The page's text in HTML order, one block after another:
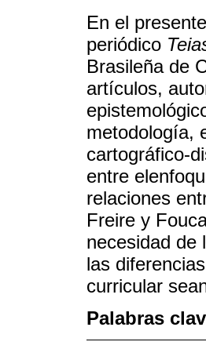
En el
periódico
Brasileña de
artículos,
metodología,
cartográfico-
entre
relaciones
Freire y
necesidad de
las
curricular
Palabras